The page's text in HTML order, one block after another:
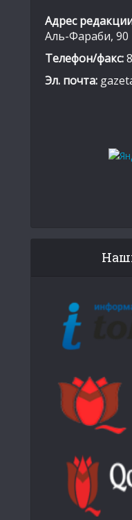
Адрес
Аль-Фараби, 90
Телефон/факс:
Эл. почта: